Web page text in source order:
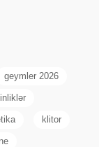
geymler 2026
klitor